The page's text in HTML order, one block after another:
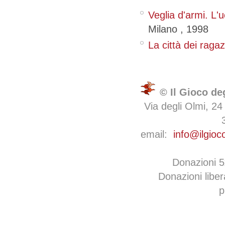
Veglia d'armi.
Milano , 1998
La città dei
© Il Gioco
Via degli Olmi,
email:
Donazioni
Donazioni